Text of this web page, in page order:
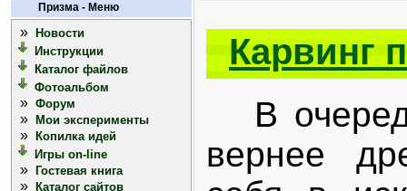
Призма - Меню
»
Новости
Инструкции
Каталог файлов
Фотоальбом
» Форум
» Мои эксперименты
»
Копилка идей
Игры on-line
» Гостевая книга
» Каталог сайтов
Карвинг
В
вернее